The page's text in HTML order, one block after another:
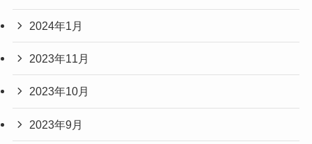
2024年1月
2023年11月
2023年10月
2023年9月